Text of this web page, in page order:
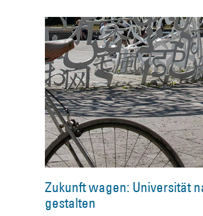
Zukunft wagen: Universität
gestalten